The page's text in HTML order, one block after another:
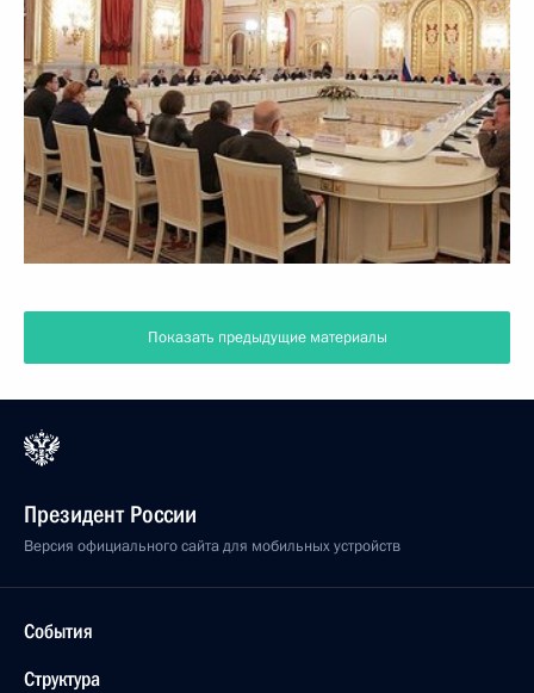
Показать предыдущие материалы
Президент России
Версия официального сайта для мобильных устройств
События
Структура